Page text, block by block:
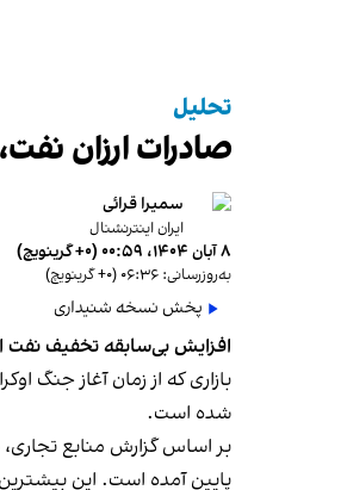
تحلیل
صادرات ارزان
سمیرا قرائی
ایران اینترنشنال
۸ آبان ۱۴۰۴، ۰۰:۵۹ (‎+۰ گرینویچ)
به‌روزرسانی: ۰۶:۳۶ (‎+۰ گرینویچ)
پخش نسخه شنیداری
افزایش بی‌سابقه تخفیف نفت
بازاری که از زمان آغاز جنگ
شده است.
پایین آمده است. این